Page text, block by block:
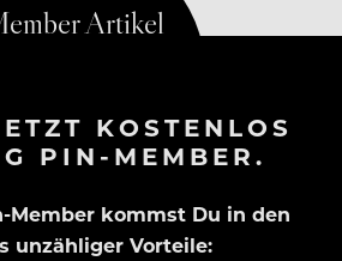
KOSTENLOS
PIN-MEMBER.
Member kommst Du in den
unzähliger Vorteile: